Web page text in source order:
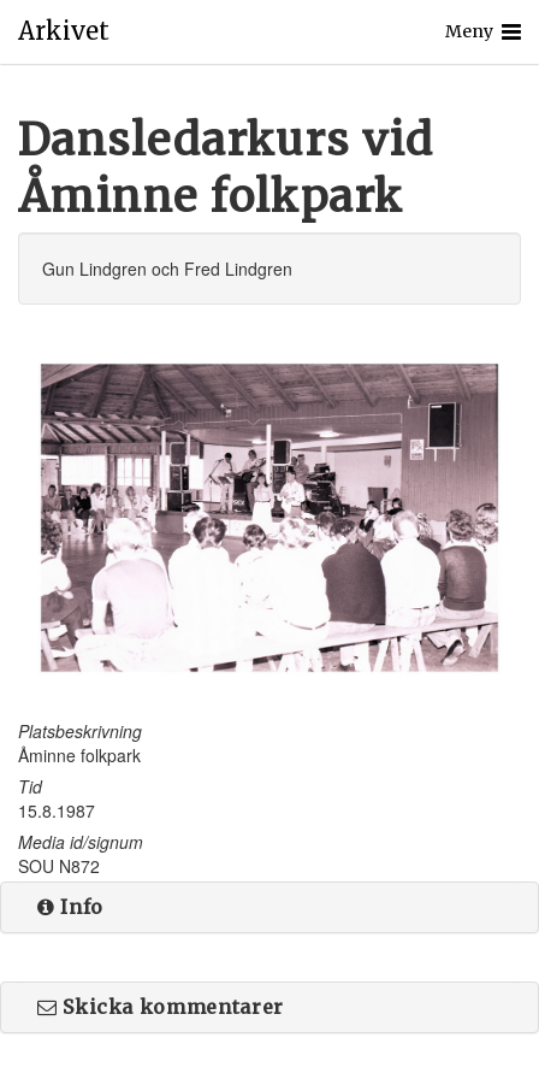
Arkivet Meny
Dansledarkurs vid
Åminne folkpark
Gun Lindgren och Fred Lindgren
Platsbeskrivning
Åminne folkpark
Tid
15.8.1987
Media id/signum
SOU N872
Info
Skicka kommentarer